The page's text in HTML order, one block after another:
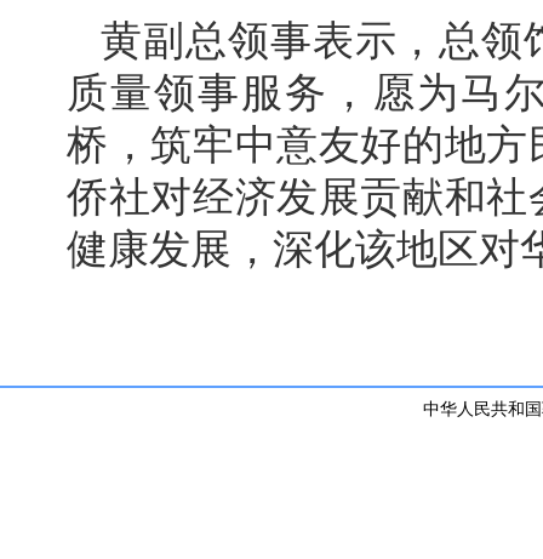
黄副总领事表示，总领
质量领事服务，愿为马
桥，筑牢中意友好的地
侨社对经济发展贡献和
健康发展，深化该地区对
中华人民共和